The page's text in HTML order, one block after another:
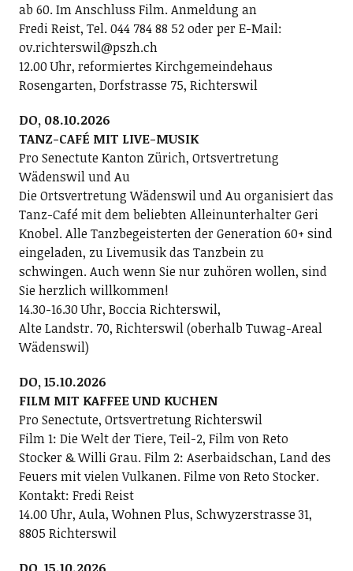
ab 60. Im Anschluss Film. Anmeldung an
Fredi Reist, Tel. 044 784 88 52 oder per E-Mail:
ov.richterswil@pszh.ch
12.00 Uhr, reformiertes Kirchgemeindehaus
Rosengarten, Dorfstrasse 75, Richterswil
DO, 08.10.2026
TANZ-CAFÉ MIT LIVE-MUSIK
Pro Senectute Kanton Zürich, Ortsvertretung
Wädenswil und Au
Die Ortsvertretung Wädenswil und Au organisiert das
Tanz-Café mit dem beliebten Alleinunterhalter Geri
Knobel. Alle Tanzbegeisterten der Generation 60+ sind
eingeladen, zu Livemusik das Tanzbein zu
schwingen. Auch wenn Sie nur zuhören wollen, sind
Sie herzlich willkommen!
14.30-16.30 Uhr, Boccia Richterswil,
Alte Landstr. 70, Richterswil (oberhalb Tuwag-Areal
Wädenswil)
DO, 15.10.2026
FILM MIT KAFFEE UND KUCHEN
Pro Senectute, Ortsvertretung Richterswil
Film 1: Die Welt der Tiere, Teil-2, Film von Reto
Stocker & Willi Grau. Film 2: Aserbaidschan, Land des
Feuers mit vielen Vulkanen. Filme von Reto Stocker.
Kontakt: Fredi Reist
14.00 Uhr, Aula, Wohnen Plus, Schwyzerstrasse 31,
8805 Richterswil